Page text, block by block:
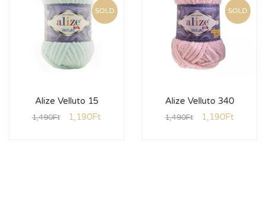
SOLD
Alize Velluto 15
1,490Ft 1,190Ft
SOLD
Alize Velluto 340
1,490Ft 1,190Ft